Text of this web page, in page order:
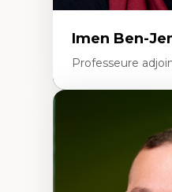
Imen Ben-
Professeure
Discours sur la
Mosquées, formes
Reconnaissance
communautés